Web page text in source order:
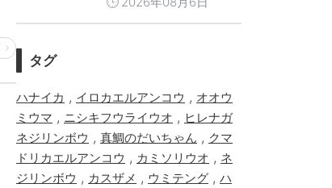
タグ
ハナイカ , イロカエルアンコウ , オオウ
ミウマ , ニシキフウライウオ , ヒレナガ
ネジリンボウ , 真鯛のだいちゃん , クマ
ドリカエルアンコウ , カミソリウオ , ネ
ジリンボウ , カスザメ , ウミテング , ハ